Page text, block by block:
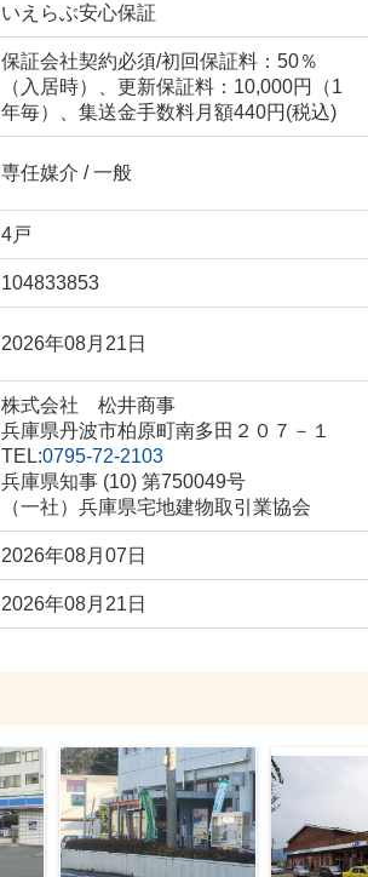
いえらぶ安心保証
保証会社契約必須/初回保証料：50％
（入居時）、更新保証料：10,000円（1
年毎）、集送金手数料月額440円(税込)
専任媒介 / 一般
4戸
104833853
2026年08月21日
株式会社 松井商事
兵庫県丹波市柏原町南多田２０７－１
TEL:0795-72-2103
兵庫県知事 (10) 第750049号
（一社）兵庫県宅地建物取引業協会
2026年08月07日
2026年08月21日